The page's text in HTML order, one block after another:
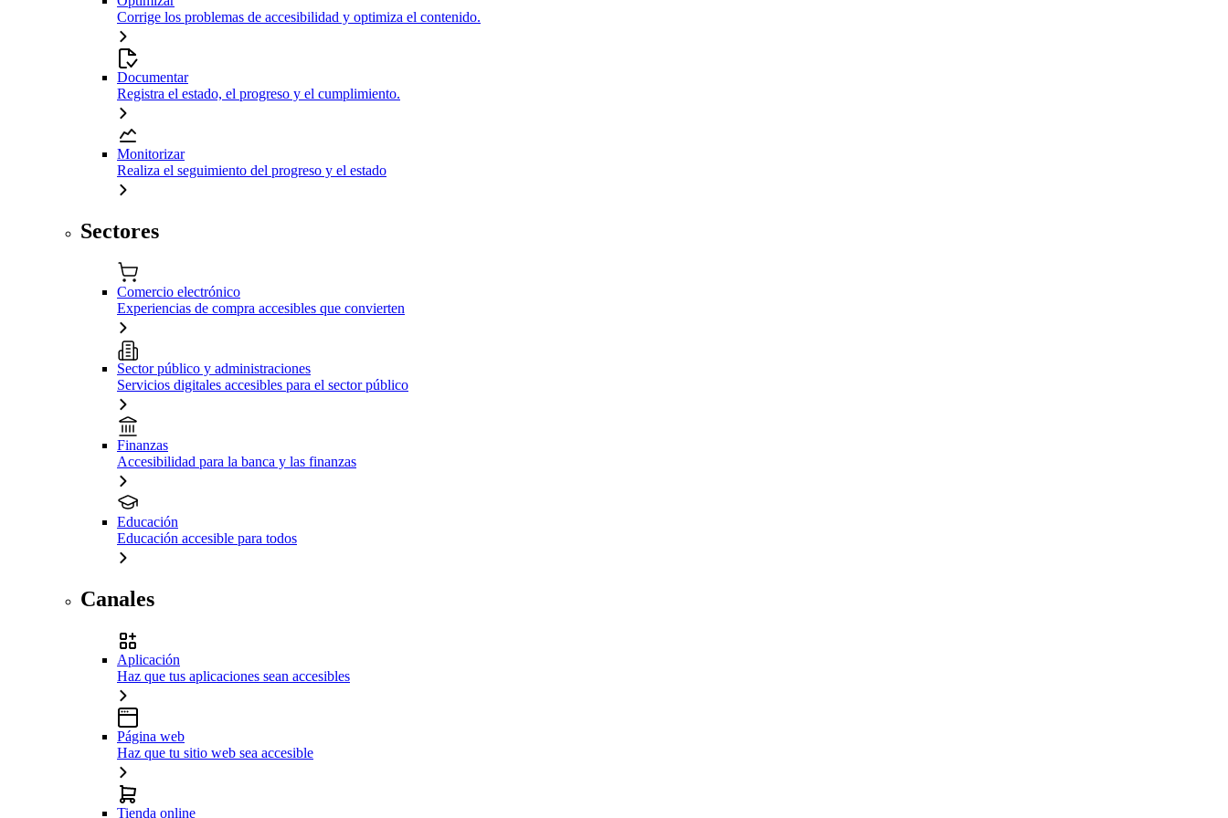
Corrige los problemas de accesibilidad y optimiza el contenido.
Documentar
Registra el estado, el progreso y el cumplimiento.
Monitorizar
Realiza el seguimiento del progreso y el estado
Sectores
Comercio electrónico
Experiencias de compra accesibles que convierten
Sector público y administraciones
Servicios digitales accesibles para el sector público
Finanzas
Accesibilidad para la banca y las finanzas
Educación
Educación accesible para todos
Canales
Aplicación
Haz que tus aplicaciones sean accesibles
Página web
Haz que tu sitio web sea accesible
Tienda online